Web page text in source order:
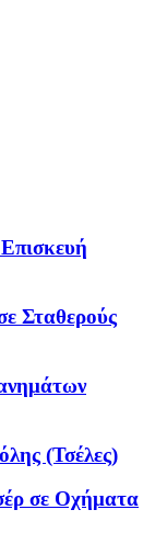
Σταθερούς
(Τσέλες)
σε Οχήματα